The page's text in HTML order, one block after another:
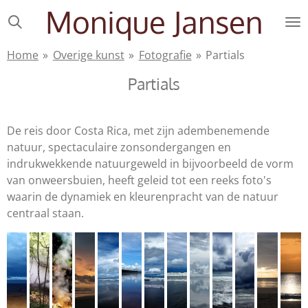
Ga
direct
de
Monique Jansen
Home » Overige kunst » Fotografie » Partials
Partials
De reis door Costa Rica, met zijn adembenemende
natuur, spectaculaire zonsondergangen en
indrukwekkende natuurgeweld in bijvoorbeeld de vorm
van onweersbuien, heeft geleid tot een reeks foto's
waarin de dynamiek en kleurenpracht van de natuur
centraal staan.